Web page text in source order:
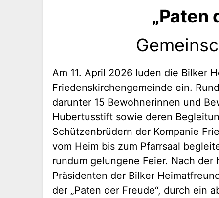
„Paten
Am 11. April 2026 luden die Bilker
Friedenskirchengemeinde ein.
darunter 15 Bewohnerinnen und
Hubertusstift sowie deren
Schützenbrüdern der Kompanie
vom Heim bis zum Pfarrsaal
rundum gelungene Feier. Nach
Präsidenten der Bilker
der „Paten der Freude“, durch ein